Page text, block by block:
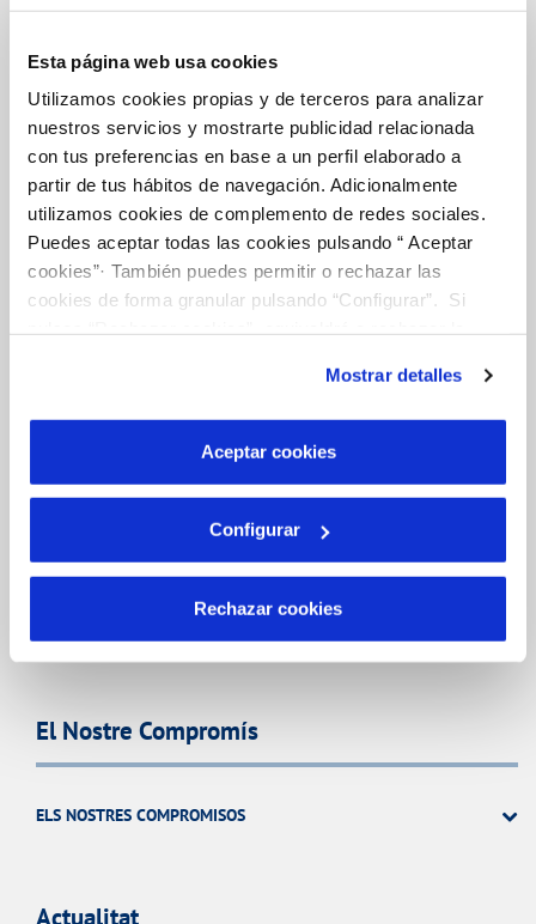
Esta página web usa cookies
Utilizamos cookies propias y de terceros para analizar
nuestros servicios y mostrarte publicidad relacionada
con tus preferencias en base a un perfil elaborado a
partir de tus hábitos de navegación. Adicionalmente
utilizamos cookies de complemento de redes sociales.
Puedes aceptar todas las cookies pulsando “ Aceptar
cookies”· También puedes permitir o rechazar las
cookies de forma granular pulsando “Configurar”. Si
son indispensables para que el sitio web funcione y que
por tanto no se pueden desactivar. Puedes consultar
más información en nuestraPolítica de Cookies
Mostrar detalles
Aceptar cookies
Configurar
Rechazar cookies
La Teva Aigua
EL NOSTRE PAPER EN EL CICLE URBÀ
QUALITAT
ACTUACIONS A LA XARXA
Coneix-nos
El Nostre Compromís
ELS NOSTRES COMPROMISOS